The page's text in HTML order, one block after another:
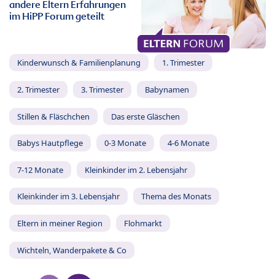
andere Eltern Erfahrungen
im HiPP Forum geteilt
Kinderwunsch & Familienplanung 1. Trimester
2. Trimester 3. Trimester Babynamen
Stillen & Fläschchen Das erste Gläschen
Babys Hautpflege 0-3 Monate 4-6 Monate
7-12 Monate Kleinkinder im 2. Lebensjahr
Kleinkinder im 3. Lebensjahr Thema des Monats
Eltern in meiner Region Flohmarkt
Wichteln, Wanderpakete & Co